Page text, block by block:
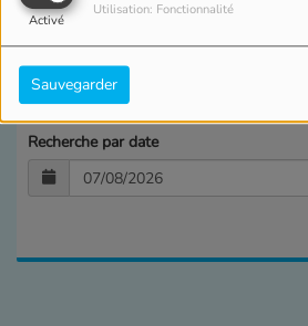
Activé
Utilisation: Fonctionnalité
Sauvegarder
Recherche par lieu
Recherche par date